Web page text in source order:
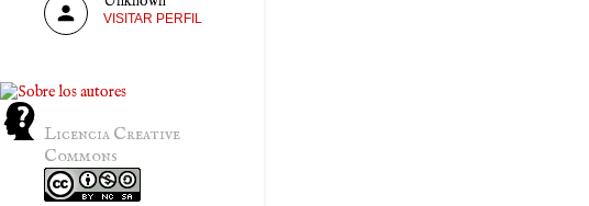
VISITAR PERFIL
Licencia Creative
Commons